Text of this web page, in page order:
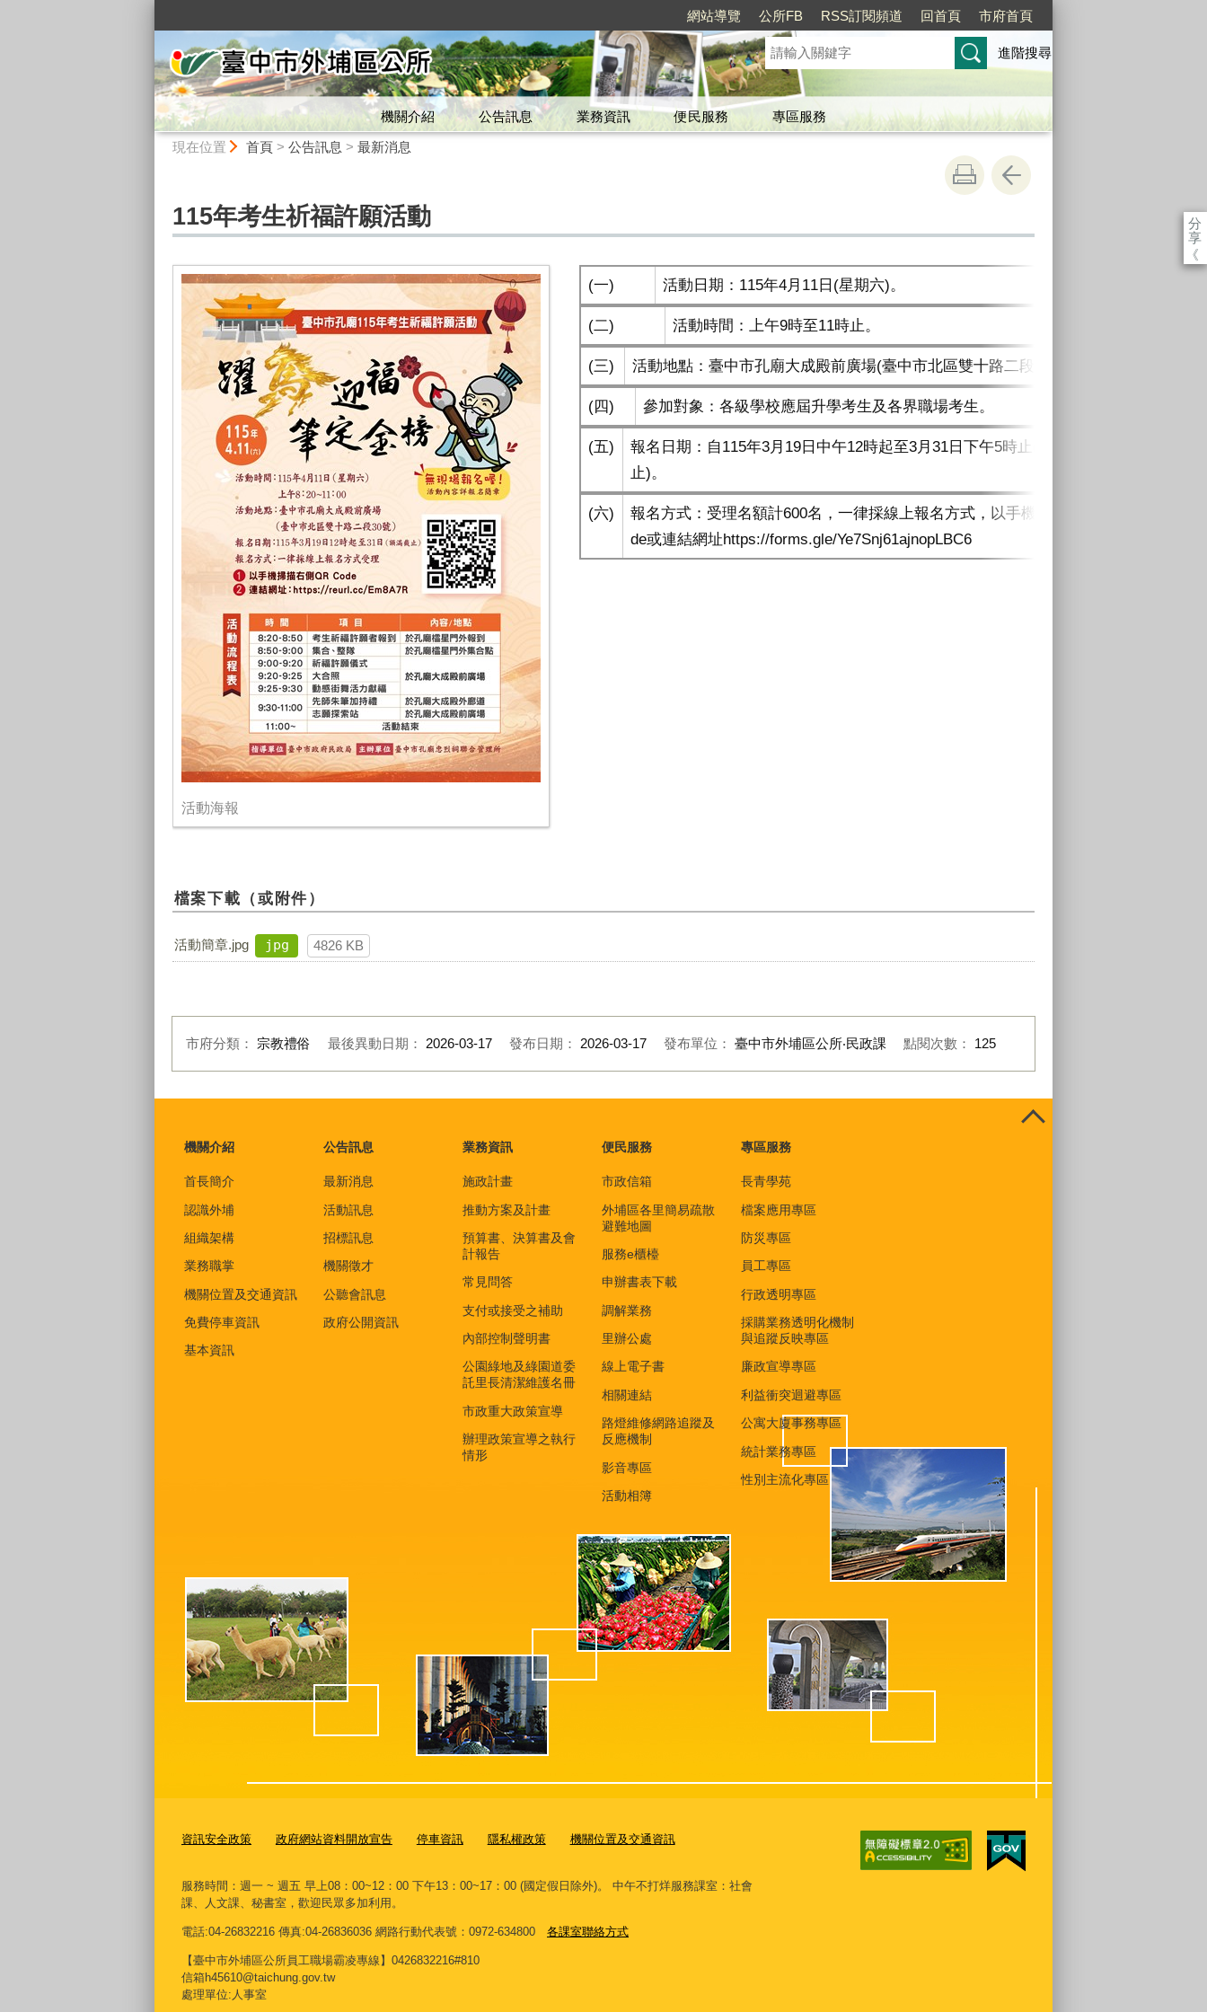
網站導覽 公所FB RSS訂閱頻道 回首頁 市府首頁
進階搜尋
機關介紹 公告訊息 業務資訊 便民服務
專區服務
現在位置 首頁> 公告訊息 > 最新消息
分
享
《
115年考生祈福許願活動
活動海報
(一) 活動日期：115年4月11日(星期六)。
(二) 活動時間：上午9時至11時止。
(三) 活動地點：臺中市孔廟大成殿前廣場(臺中市北區雙十路二段30號)。
(四) 參加對象：各級學校應屆升學考生及各界職場考生。
(五)
報名日期：自115年3月19日中午12時起至3月31日下午5時止(額滿截
止)。
(六)
報名方式：受理名額計600名，一律採線上報名方式，以手機掃描QRco
de或連結網址https://forms.gle/Ye7Snj61ajnopLBC6
檔案下載（或附件）
活動簡章.jpg jpg 4826 KB
市府分類： 宗教禮俗 最後異動日期： 2026-03-17 發布日期： 2026-03-17 發布單位： 臺中市外埔區公所‧民政課 點閱次數： 125
機關介紹
首長簡介
認識外埔
組織架構
業務職掌
機關位置及交通資訊
免費停車資訊
基本資訊
公告訊息
最新消息
活動訊息
招標訊息
機關徵才
公聽會訊息
政府公開資訊
業務資訊
施政計畫
推動方案及計畫
預算書、決算書及會
計報告
常見問答
支付或接受之補助
內部控制聲明書
公園綠地及綠園道委
託里長清潔維護名冊
市政重大政策宣導
辦理政策宣導之執行
情形
便民服務
市政信箱
外埔區各里簡易疏散
避難地圖
服務e櫃檯
申辦書表下載
調解業務
里辦公處
線上電子書
相關連結
路燈維修網路追蹤及
反應機制
影音專區
活動相簿
專區服務
長青學苑
檔案應用專區
防災專區
員工專區
行政透明專區
採購業務透明化機制
與追蹤反映專區
廉政宣導專區
利益衝突迴避專區
公寓大廈事務專區
統計業務專區
性別主流化專區
資訊安全政策 政府網站資料開放宣告 停車資訊 隱私權政策 機關位置及交通資訊
服務時間：週一 ~ 週五 早上08：00~12：00 下午13：00~17：00 (國定假日除外)。 中午不打烊服務課室：社會
課、人文課、秘書室，歡迎民眾多加利用。
電話:04-26832216 傳真:04-26836036 網路行動代表號：0972-634800 各課室聯絡方式
【臺中市外埔區公所員工職場霸凌專線】0426832216#810
信箱h45610@taichung.gov.tw
處理單位:人事室